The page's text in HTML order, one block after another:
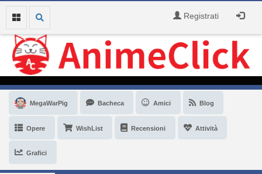
Registrati
MegaWarPig Bacheca Amici Blog
Opere WishList Recensioni Attività
Grafici